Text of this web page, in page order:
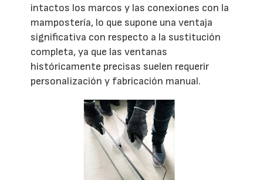
intactos los marcos y las conexiones con la
mampostería, lo que supone una ventaja
significativa con respecto a la sustitución
completa, ya que las ventanas
históricamente precisas suelen requerir
personalización y fabricación manual.